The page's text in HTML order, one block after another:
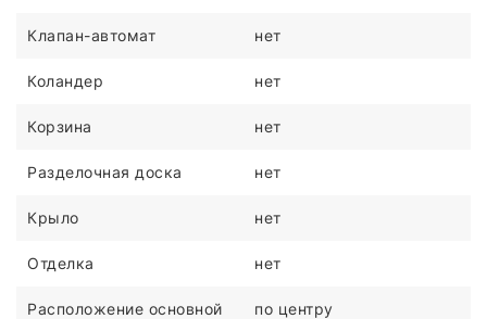
Клапан-автомат нет
Коландер нет
Корзина нет
Разделочная доска нет
Крыло нет
Отделка нет
Расположение основной
по центру